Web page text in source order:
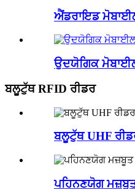
ਐਂਡਰਾਇਡ
ਉਦਯੋਗਿਕ
ਬਲੂਟੁੱਥ RFID ਰੀਡਰ
ਬਲੂਟੁੱਥ UHF
ਪਹਿਨਣਯੋਗ